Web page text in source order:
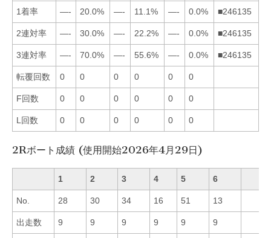
1着率 —- 20.0% —- 11.1% —- 0.0% ■246135
2連対率 —- 30.0% —- 22.2% —- 0.0% ■246135
3連対率 —- 70.0% —- 55.6% —- 0.0% ■246135
転覆回数 0 0 0 0 0 0
F回数 0 0 0 0 0 0
L回数 0 0 0 0 0 0
2Rボート成績 (使用開始2026年4月29日)
1 2 3 4 5 6
No. 28 30 34 16 51 13
出走数 9 9 9 9 9 9